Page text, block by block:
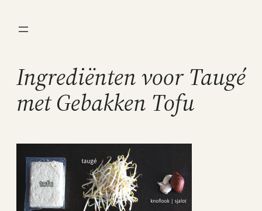
naar
Ingrediënten voor Taugé
met Gebakken Tofu